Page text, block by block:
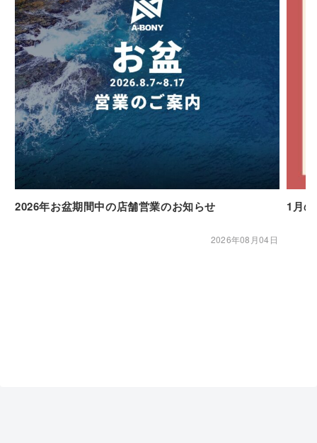
2026年お盆期間中の店舗営業のお知らせ
2026年08月04日
1月